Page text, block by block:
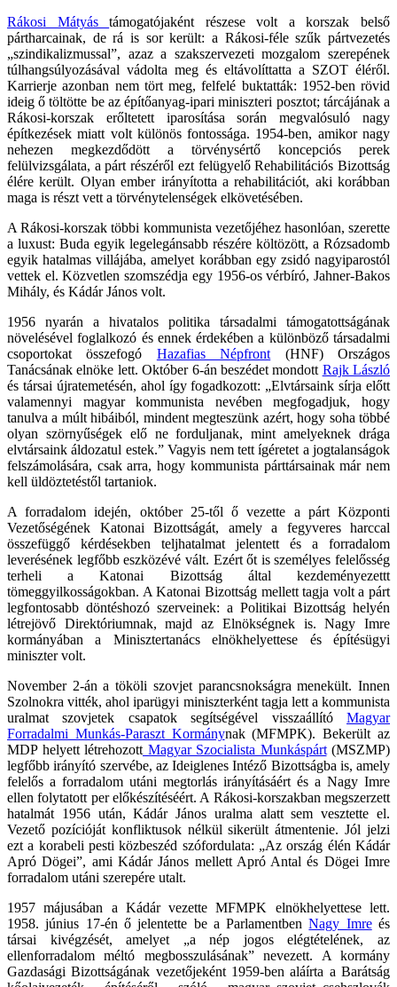
Rákosi Mátyástámogatójaként részese volt a korszak belső
pártharcainak, de rá is sor került: a Rákosi-féle szűk pártvezetés
„szindikalizmussal”, azaz a szakszervezeti mozgalom szerepének
túlhangsúlyozásával vádolta meg és eltávolíttatta a SZOT éléről.
Karrierje azonban nem tört meg, felfelé buktatták: 1952-ben rövid
ideig ő töltötte be az építőanyag-ipari miniszteri posztot; tárcájának a
Rákosi-korszak erőltetett iparosítása során megvalósuló nagy
építkezések miatt volt különös fontossága. 1954‑ben, amikor nagy
nehezen megkezdődött a törvénysértő koncepciós perek
felülvizsgálata, a párt részéről ezt felügyelő Rehabilitációs Bizottság
élére került. Olyan ember irányította a rehabilitációt, aki korábban
maga is részt vett a törvénytelenségek elkövetésében.
A Rákosi-korszak többi kommunista vezetőjéhez hasonlóan, szerette
a luxust: Buda egyik legelegánsabb részére költözött, a Rózsadomb
egyik hatalmas villájába, amelyet korábban egy zsidó nagyiparostól
vettek el. Közvetlen szomszédja egy 1956-os vérbíró, Jahner-Bakos
Mihály, és Kádár János volt.
1956 nyarán a hivatalos politika társadalmi támogatottságának
növelésével foglalkozó és ennek érdekében a különböző társadalmi
csoportokat összefogó Hazafias Népfront (HNF) Országos
Tanácsának elnöke lett. Október 6‑án beszédet mondott Rajk László
és társai újratemetésén, ahol így fogadkozott: „Elvtársaink sírja előtt
valamennyi magyar kommunista nevében megfogadjuk, hogy
tanulva a múlt hibáiból, mindent megteszünk azért, hogy soha többé
olyan szörnyűségek elő ne forduljanak, mint amelyeknek drága
elvtársaink áldozatul estek.” Vagyis nem tett ígéretet a jogtalanságok
felszámolására, csak arra, hogy kommunista párttársainak már nem
kell üldöztetéstől tartaniok.
A forradalom idején, október 25-től ő vezette a párt Központi
Vezetőségének Katonai Bizottságát, amely a fegyveres harccal
összefüggő kérdésekben teljhatalmat jelentett és a forradalom
leverésének legfőbb eszközévé vált. Ezért őt is személyes felelősség
terheli a Katonai Bizottság által kezdeményezettt
tömeggyilkosságokban. A Katonai Bizottság mellett tagja volt a párt
legfontosabb döntéshozó szerveinek: a Politikai Bizottság helyén
létrejövő Direktóriumnak, majd az Elnökségnek is. Nagy Imre
kormányában a Minisztertanács elnökhelyettese és építésügyi
miniszter volt.
November 2-án a tököli szovjet parancsnokságra menekült. Innen
Szolnokra vitték, ahol iparügyi miniszterként tagja lett a kommunista
uralmat szovjetek csapatok segítségével visszaállító Magyar
Forradalmi Munkás-Paraszt Kormánynak (MFMPK). Bekerült az
MDP helyett létrehozott Magyar Szocialista Munkáspárt(MSZMP)
legfőbb irányító szervébe, az Ideiglenes Intéző Bizottságba is, amely
felelős a forradalom utáni megtorlás irányításáért és a Nagy Imre
ellen folytatott per előkészítéséért. A Rákosi-korszakban megszerzett
hatalmát 1956 után, Kádár János uralma alatt sem vesztette el.
Vezető pozícióját konfliktusok nélkül sikerült átmentenie. Jól jelzi
ezt a korabeli pesti közbeszéd szófordulata: „Az ország élén Kádár
Apró Dögei”, ami Kádár János mellett Apró Antal és Dögei Imre
forradalom utáni szerepére utalt.
1957 májusában a Kádár vezette MFMPK elnökhelyettese lett.
1958. június 17-én ő jelentette be a ParlamentbenNagy Imreés
társai kivégzését, amelyet „a nép jogos elégtételének, az
ellenforradalom méltó megbosszulásának” nevezett. A kormány
Gazdasági Bizottságának vezetőjeként 1959-ben aláírta a Barátság